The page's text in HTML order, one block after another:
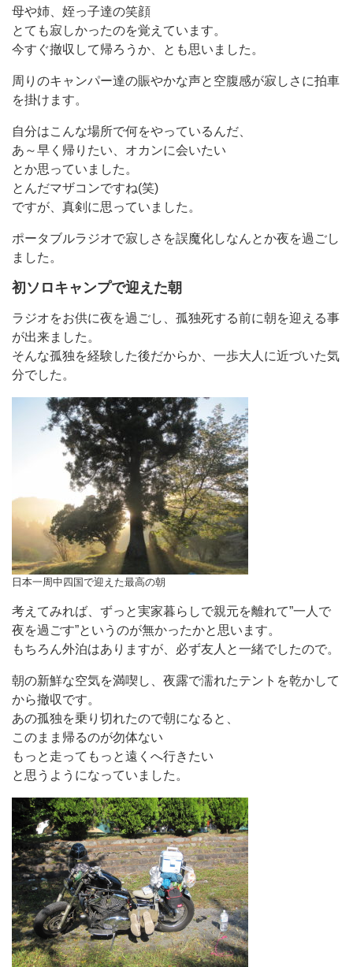
母や姉、姪っ子達の笑顔
とても寂しかったのを覚えています。
今すぐ撤収して帰ろうか、とも思いました。
周りのキャンパー達の賑やかな声と空腹感が寂しさに拍車
を掛けます。
自分はこんな場所で何をやっているんだ、
あ～早く帰りたい、オカンに会いたい
とか思っていました。
とんだマザコンですね(笑)
ですが、真剣に思っていました。
ポータブルラジオで寂しさを誤魔化しなんとか夜を過ごし
ました。
初ソロキャンプで迎えた朝
ラジオをお供に夜を過ごし、孤独死する前に朝を迎える事
が出来ました。
そんな孤独を経験した後だからか、一歩大人に近づいた気
分でした。
日本一周中四国で迎えた最高の朝
考えてみれば、ずっと実家暮らしで親元を離れて”一人で
夜を過ごす”というのが無かったかと思います。
もちろん外泊はありますが、必ず友人と一緒でしたので。
朝の新鮮な空気を満喫し、夜露で濡れたテントを乾かして
から撤収です。
あの孤独を乗り切れたので朝になると、
このまま帰るのが勿体ない
もっと走ってもっと遠くへ行きたい
と思うようになっていました。